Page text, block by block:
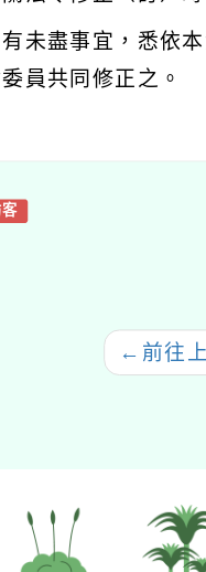
未盡事宜，悉依
員共同修正之。
← 前往